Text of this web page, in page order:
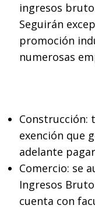
ingresos
Seguirán
promoción
numerosas
Construcción:
exención que
adelante
Comercio: se
Ingresos
cuenta con